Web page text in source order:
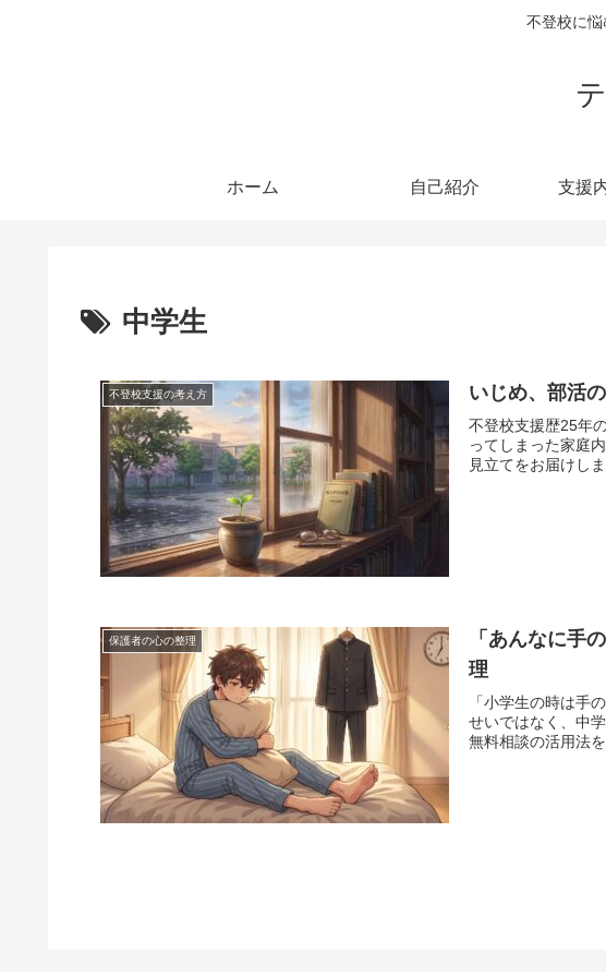
不登校に悩
ホーム 自己紹介 支援
中学生
不登校支援の考え方 いじめ、部活
不登校支援歴25年
ってしまった家庭
見立てをお届けしま
保護者の心の整理
「あんなに手
理
「小学生の時は手
せいではなく、中
無料相談の活用法を